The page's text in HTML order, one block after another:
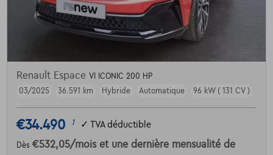
Renault Espace VI ICONIC 200 HP
03/2025
36.591 km Hybride Automatique 96 kW ( 131 CV )
€34.490 1 ✓ TVA déductible
Dès €532,05/mois et une dernière mensualité de